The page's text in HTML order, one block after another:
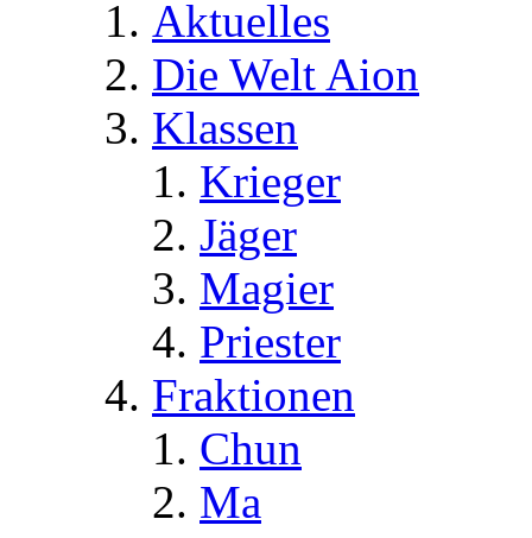
Aktuelles
Die Welt Aion
Klassen
Krieger
Jäger
Magier
Priester
Fraktionen
Chun
Ma